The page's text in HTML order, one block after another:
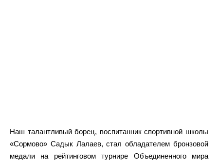
Наш талантливый борец, воспитанник спортивной школы
«Сормово» Садык Лалаев, стал обладателем бронзовой
медали на рейтинговом турнире Объединенного мира